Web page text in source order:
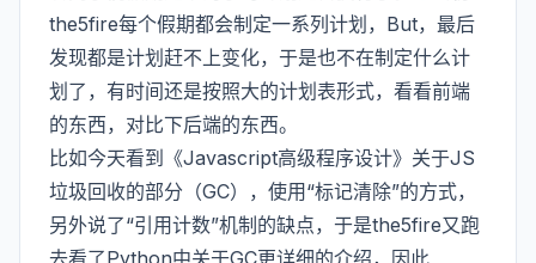
the5fire每个假期都会制定一系列计划，But，最后
发现都是计划赶不上变化，于是也不在制定什么计
划了，有时间还是按照大的计划表形式，看看前端
的东西，对比下后端的东西。
比如今天看到《Javascript高级程序设计》关于JS
垃圾回收的部分（GC），使用“标记清除”的方式，
另外说了“引用计数”机制的缺点，于是the5fire又跑
去看了Python中关于GC更详细的介绍，因此